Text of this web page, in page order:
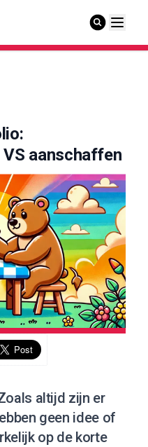
aanschaffen
altijd zijn er
geen idee of
op de korte